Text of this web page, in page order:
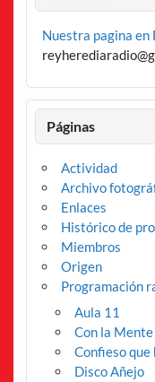
Nuestra pagina en
Páginas
Actividad
Archivo
Enlaces
Histórico de
Miembros
Origen
Programación
Aula 11
Con la
Confieso que
Disco Añejo